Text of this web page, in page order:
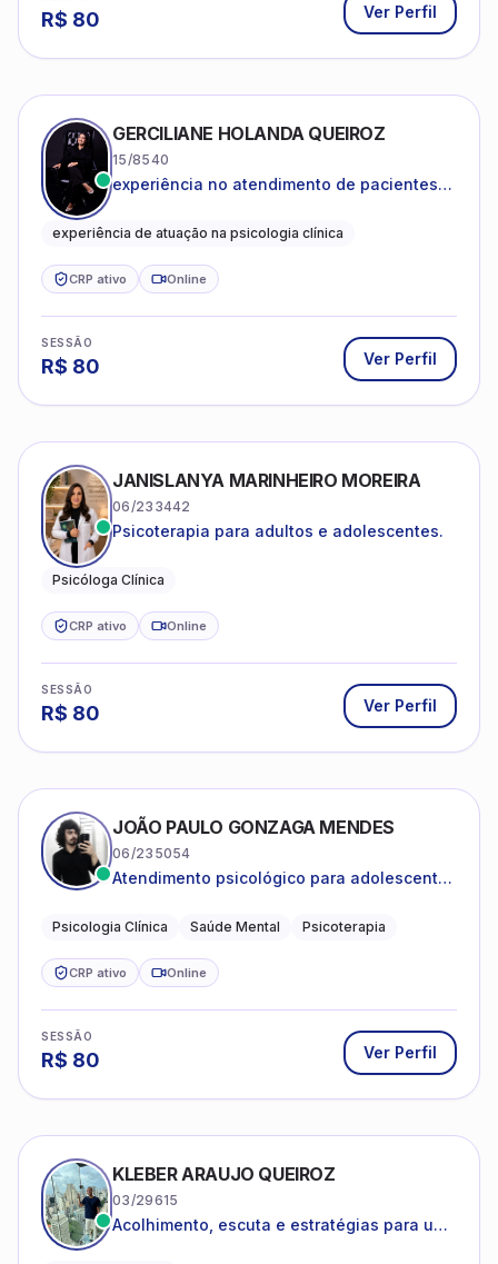
R$ 80 Ver Perfil
GERCILIANE HOLANDA QUEIROZ
15/8540
experiência no atendimento de pacientes
catastróficos e comportamentos
experiência de atuação na psicologia clínica
CRP ativo Online
SESSÃO
R$ 80 Ver Perfil
JANISLANYA MARINHEIRO MOREIRA
06/233442
Psicoterapia para adultos e adolescentes.
Psicóloga Clínica
CRP ativo Online
SESSÃO
R$ 80 Ver Perfil
JOÃO PAULO GONZAGA MENDES
06/235054
Atendimento psicológico para adolescentes
depressão e autoestima.
Psicologia Clínica Saúde Mental Psicoterapia
CRP ativo Online
SESSÃO
R$ 80 Ver Perfil
KLEBER ARAUJO QUEIROZ
03/29615
Acolhimento, escuta e estratégias para uma